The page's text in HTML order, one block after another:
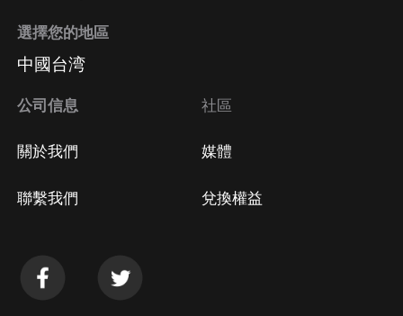
選擇您的地區
中國台湾
公司信息
關於我們
聯繫我們
社區
媒體
兌換權益